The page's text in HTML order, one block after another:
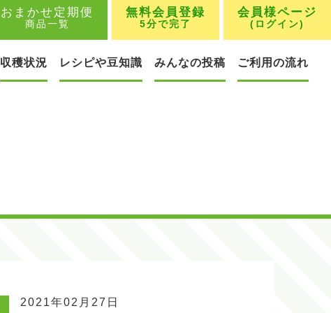
収穫状況 レシピや豆知識 みんなの投稿 ご利用の流れ
おまかせ定期便
商品一覧
無料会員登録
5分で完了
会員様ページ
(ログイン)
2021年02月27日